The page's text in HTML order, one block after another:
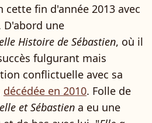
cette fin d'année 2013 avec
une
Histoire de Sébastien, où il
fulgurant mais
conflictuelle avec sa
décédée en 2010. Folle de
et Sébastien a eu une